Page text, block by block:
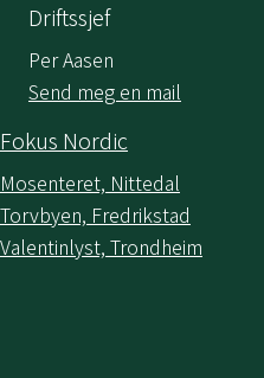
Driftssjef
Per Aasen
Send meg en mail
Fokus Nordic
Mosenteret, Nittedal
Torvbyen, Fredrikstad
Valentinlyst, Trondheim